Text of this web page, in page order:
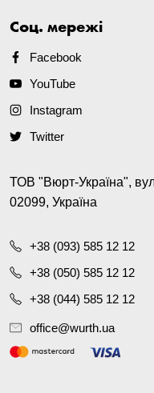
Соц. мережі
Facebook
YouTube
Instagram
Twitter
ТОВ "Вюрт-Україна",
02099, Україна
+38 (093) 585 12 12
+38 (050) 585 12 12
+38 (044) 585 12 12
office@wurth.ua